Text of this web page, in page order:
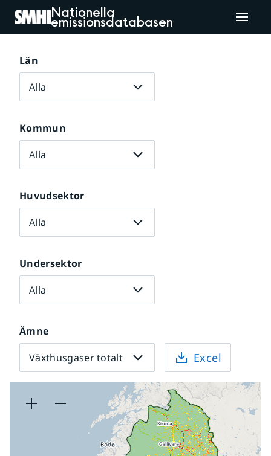
Nationella
emissionsdatabasen
Län
Alla
Kommun
Alla
Huvudsektor
Alla
Undersektor
Alla
Ämne
Växthusgaser totalt
Excel